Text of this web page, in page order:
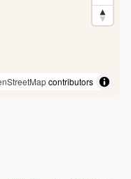
contributors